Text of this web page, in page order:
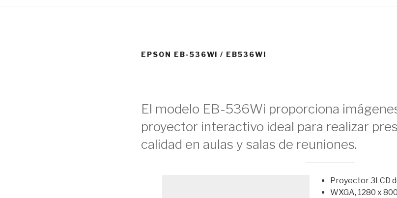
EPSON EB-536WI / EB536WI
El modelo EB-536Wi proporciona
proyector interactivo ideal para realizar
calidad en aulas y salas de reuniones.
Proyector 3LCD
WXGA, 1280 x